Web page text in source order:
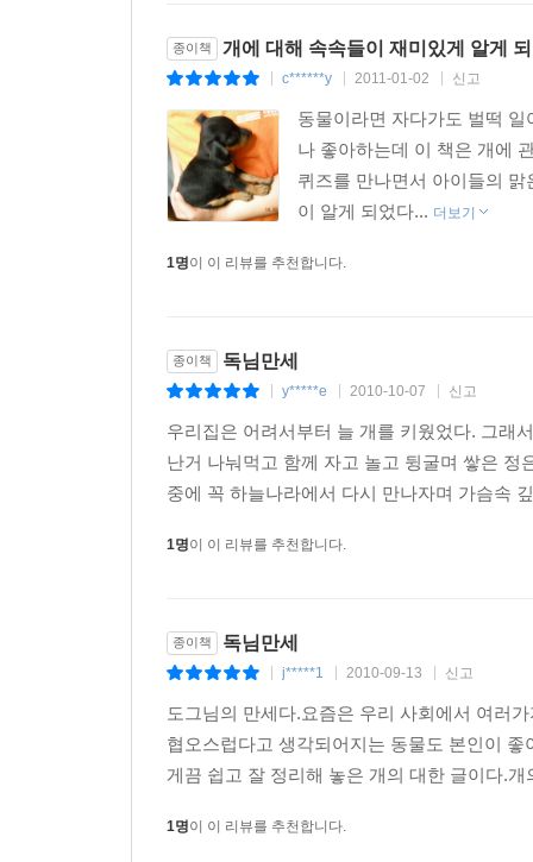
종이책 개에 대해 속속들이 재미있게 알게
c******y 2011-01-02 신고
동물이라면 자다가도 벌떡
나 좋아하는데 이 책은 개에
퀴즈를 만나면서 아이들의
이 알게 되었다... 더보기
1명이 이 리뷰를 추천합니다.
종이책 독님만세
y*****e 2010-10-07 신고
우리집은 어려서부터 늘 개를 키웠었다. 그래
난거 나눠먹고 함께 자고 놀고 뒹굴며 쌓은
중에 꼭 하늘나라에서 다시 만나자며 가슴속
1명이 이 리뷰를 추천합니다.
종이책 독님만세
j*****1 2010-09-13 신고
도그님의 만세다.요즘은 우리 사회에서 여러
협오스럽다고 생각되어지는 동물도 본인이
게끔 쉽고 잘 정리해 놓은 개의 대한 글이다.
1명이 이 리뷰를 추천합니다.